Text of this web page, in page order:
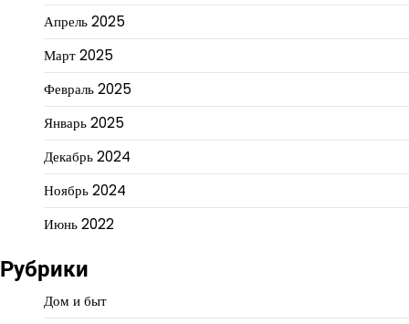
Апрель 2025
Март 2025
Февраль 2025
Январь 2025
Декабрь 2024
Ноябрь 2024
Июнь 2022
Рубрики
Дом и быт